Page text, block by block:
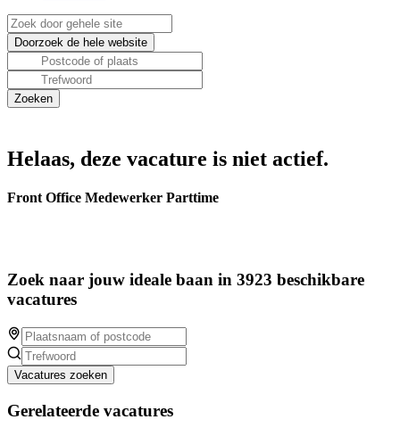
Helaas, deze vacature is niet actief.
Front Office Medewerker Parttime
Zoek naar jouw ideale baan in 3923 beschikbare
vacatures
Vacatures zoeken
Gerelateerde vacatures